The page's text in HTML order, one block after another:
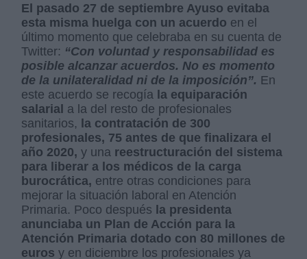
El pasado 27 de septiembre Ayuso evitaba
esta misma huelga con un acuerdo en el
último momento que celebraba en su cuenta de
Twitter: “Con voluntad y responsabilidad es
posible alcanzar acuerdos. No es momento
de la unilateralidad ni de la imposición”. En
este acuerdo se recogía la equiparación
salarial a la del resto de profesionales
sanitarios, la contratación de 300
profesionales, 75 antes de que finalizara el
año 2020, y una reestructuración del sistema
para liberar a los médicos de la carga
burocrática, entre otras condiciones para
mejorar la situación laboral en Atención
Primaria. Poco después la presidenta
anunciaba un Plan de Acción para la
Atención Primaria dotado con 80 millones de
euros y en diciembre los profesionales ya